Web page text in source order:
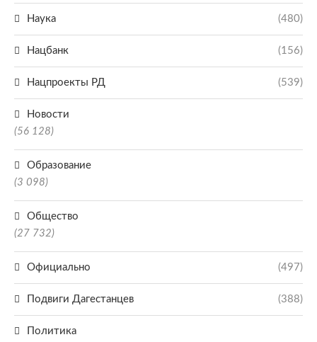
Наука (480)
Нацбанк (156)
Нацпроекты РД (539)
Новости
(56 128)
Образование
(3 098)
Общество
(27 732)
Официально (497)
Подвиги Дагестанцев (388)
Политика